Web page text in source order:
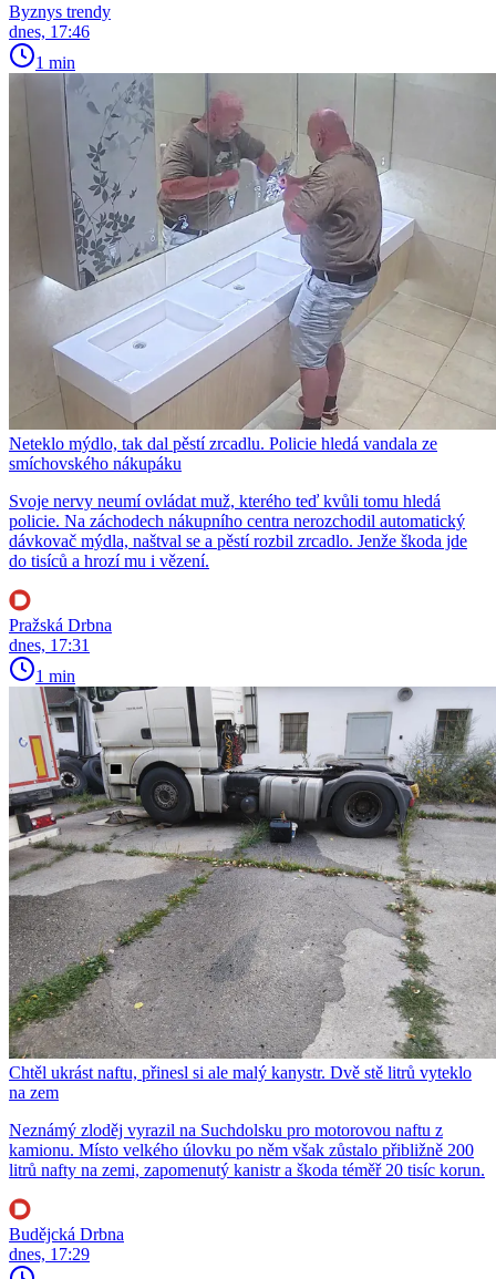
Byznys trendy
dnes, 17:46
1 min
Neteklo mýdlo, tak dal pěstí zrcadlu. Policie hledá vandala ze
smíchovského nákupáku
Svoje nervy neumí ovládat muž, kterého teď kvůli tomu hledá
policie. Na záchodech nákupního centra nerozchodil automatický
dávkovač mýdla, naštval se a pěstí rozbil zrcadlo. Jenže škoda jde
do tisíců a hrozí mu i vězení.
Pražská Drbna
dnes, 17:31
1 min
Chtěl ukrást naftu, přinesl si ale malý kanystr. Dvě stě litrů vyteklo
na zem
Neznámý zloděj vyrazil na Suchdolsku pro motorovou naftu z
kamionu. Místo velkého úlovku po něm však zůstalo přibližně 200
litrů nafty na zemi, zapomenutý kanistr a škoda téměř 20 tisíc korun.
Budějcká Drbna
dnes, 17:29